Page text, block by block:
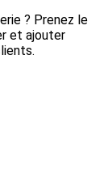
? Prenez le
et ajouter